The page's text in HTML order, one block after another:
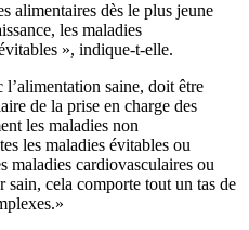
alimentaires dès le plus jeune
les maladies
», indique-t-elle.
saine, doit être
de la prise en charge des
les maladies non
les maladies évitables ou
maladies cardiovasculaires ou
sain, cela comporte tout un tas de